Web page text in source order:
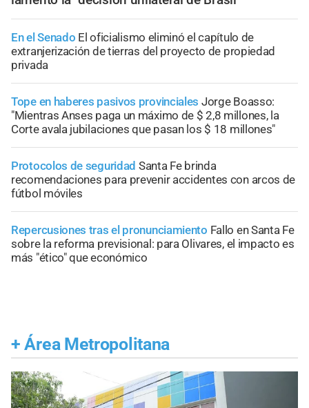
En el Senado El oficialismo eliminó el capítulo de
extranjerización de tierras del proyecto de propiedad
privada
Tope en haberes pasivos provinciales Jorge Boasso:
"Mientras Anses paga un máximo de $ 2,8 millones, la
Corte avala jubilaciones que pasan los $ 18 millones"
Protocolos de seguridad Santa Fe brinda
recomendaciones para prevenir accidentes con arcos de
fútbol móviles
Repercusiones tras el pronunciamiento Fallo en Santa Fe
sobre la reforma previsional: para Olivares, el impacto es
más "ético" que económico
+ Área Metropolitana